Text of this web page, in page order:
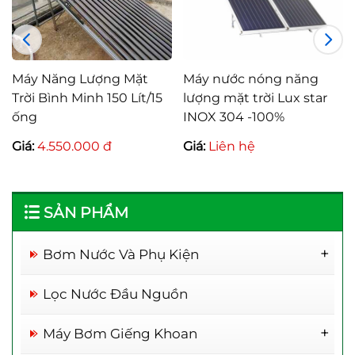
Năng Lượng Mặt
Bình Minh 120 Lít
hành 4 năm
3.800.000 đ
Máy Năng Lượng Mặt
Trời Bình Minh 150 Lít/15
4.550.000 đ
SẢN PHẨM
Bơm Nước Và Phụ Kiện
Lọc Nước Đầu Nguồn
Máy Bơm Giếng Khoan